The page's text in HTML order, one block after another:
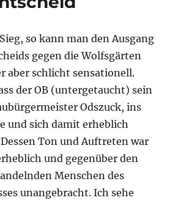
so kann man den Ausgang
gegen die Wolfsgärten
aber schlicht sensationell.
der OB (untergetaucht) sein
Odszuck, ins
und sich damit erheblich
Ton und Auftreten war
und gegenüber den
Menschen des
unangebracht. Ich sehe